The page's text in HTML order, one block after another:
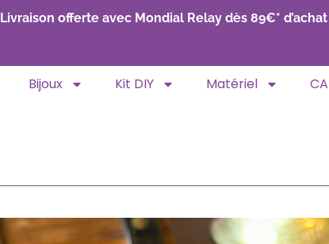
Livraison offerte avec Mondial Relay dès 89€* d’achat
Bijoux Kit DIY Matériel